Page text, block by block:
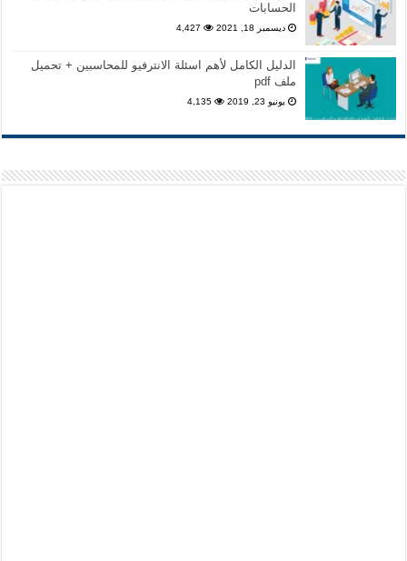
الحسابات
ديسمبر 18, 2021 4,427
الدليل الكامل لأهم اسئلة الانترفيو للمحاسبين + تحميل
ملف pdf
يونيو 23, 2019 4,135